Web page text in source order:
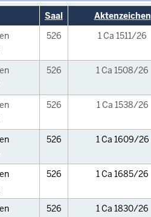
Saal Aktenzeichen
526 1 Ca 1511/26
526 1 Ca 1508/26
526 1 Ca 1538/26
526 1 Ca 1609/26
526 1 Ca 1685/26
526 1 Ca 1830/26